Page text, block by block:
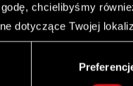
chcielibyśmy
dotyczące Twojej
urządzenie,
tego, jak Twoje